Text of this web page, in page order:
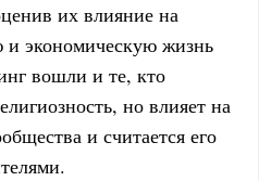
их влияние на
экономическую жизнь
вошли и те, кто
но влияет на
и считается его